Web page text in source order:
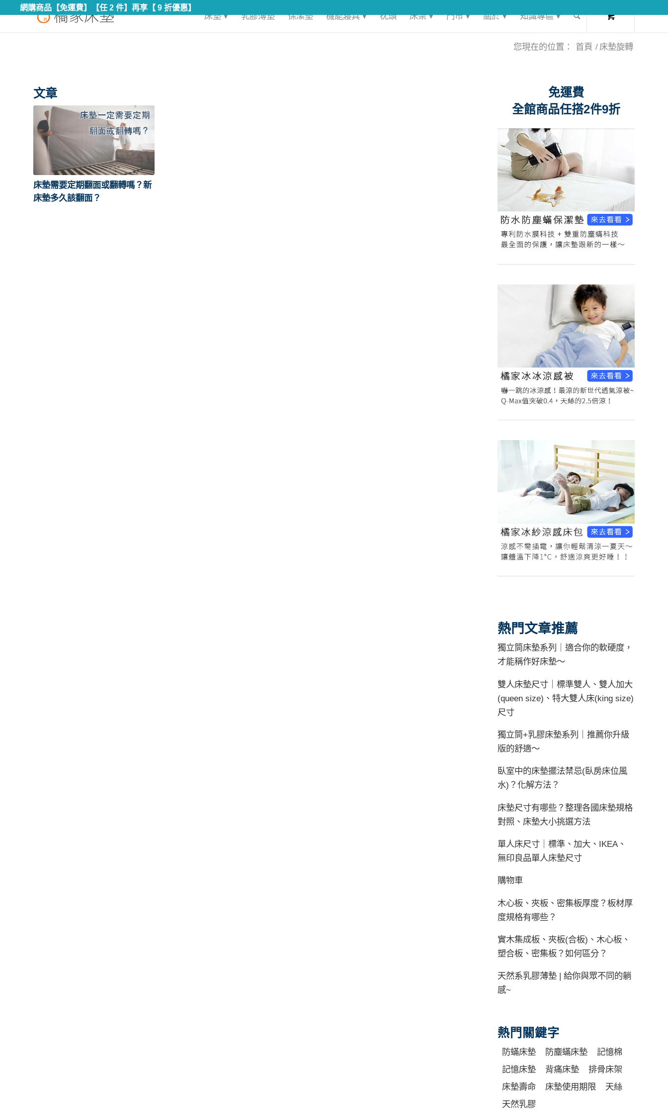
網購商品【免運費】【任 2 件】再享【 9 折優惠】
床墊 ▾ 乳膠薄墊 保潔墊 機能寢具 ▾ 枕頭 床架 ▾ 門市 ▾ 關於 ▾ 知識專區 ▾
您現在的位置： 首頁 / 床墊旋轉
文章
床墊需要定期翻面或翻轉嗎？新
床墊多久該翻面？
免運費
全館商品任搭2件9折
熱門文章推薦
獨立筒床墊系列｜適合你的軟硬度，
才能稱作好床墊～
雙人床墊尺寸｜標準雙人、雙人加大
(queen size)、特大雙人床(king size)
尺寸
獨立筒+乳膠床墊系列｜推薦你升級
版的舒適～
臥室中的床墊擺法禁忌(臥房床位風
水)？化解方法？
床墊尺寸有哪些？整理各國床墊規格
對照、床墊大小挑選方法
單人床尺寸｜標準、加大、IKEA、
無印良品單人床墊尺寸
購物車
木心板、夾板、密集板厚度？板材厚
度規格有哪些？
實木集成板、夾板(合板)、木心板、
塑合板、密集板？如何區分？
天然系乳膠薄墊 | 給你與眾不同的躺
感~
熱門關鍵字
防蟎床墊 防塵蟎床墊
記憶棉
記憶床墊
背痛床墊
排骨床架
床墊壽命
床墊使用期限
天絲
天然乳膠